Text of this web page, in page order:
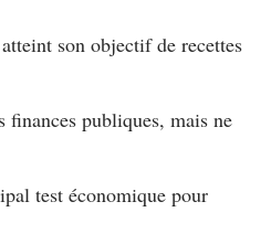
son objectif de recettes
finances publiques, mais ne
test économique pour